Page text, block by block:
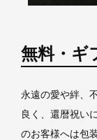
無料・ギ
永遠の愛や絆、
良く、還暦祝い
のお客様へは包